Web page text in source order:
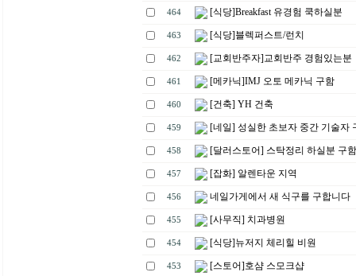
464 [식당]Breakfast 유경험 쿡하실분
463 [식당]블렉퍼스트/런치
462 [교회반주자]교회반주 경험있는분
461 [메카닉]IMJ 오토 메카닉 구함
460 [건축] YH 건축
459 [네일] 성실한 초보자 중간 기술자
458 [달러스토어] 스탁정리 하실분 구함
457 [잡화] 알렌타운 지역
456 네일가게에서 새 식구를 구합니다
455 [사무직] 치과병원
454 [식당]뉴저지 체리힐 비원
453 [스토어]호샴 스모크샵